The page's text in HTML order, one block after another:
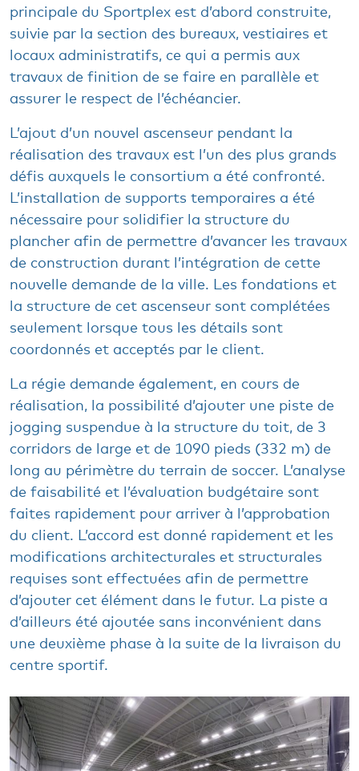
principale du Sportplex est d’abord construite,
suivie par la section des bureaux, vestiaires et
locaux administratifs, ce qui a permis aux
travaux de finition de se faire en parallèle et
assurer le respect de l’échéancier.
L’ajout d’un nouvel ascenseur pendant la
réalisation des travaux est l’un des plus grands
défis auxquels le consortium a été confronté.
L’installation de supports temporaires a été
nécessaire pour solidifier la structure du
plancher afin de permettre d’avancer les travaux
de construction durant l’intégration de cette
nouvelle demande de la ville. Les fondations et
la structure de cet ascenseur sont complétées
seulement lorsque tous les détails sont
coordonnés et acceptés par le client.
La régie demande également, en cours de
réalisation, la possibilité d’ajouter une piste de
jogging suspendue à la structure du toit, de 3
corridors de large et de 1090 pieds (332 m) de
long au périmètre du terrain de soccer. L’analyse
de faisabilité et l’évaluation budgétaire sont
faites rapidement pour arriver à l’approbation
du client. L’accord est donné rapidement et les
modifications architecturales et structurales
requises sont effectuées afin de permettre
d’ajouter cet élément dans le futur. La piste a
d’ailleurs été ajoutée sans inconvénient dans
une deuxième phase à la suite de la livraison du
centre sportif.